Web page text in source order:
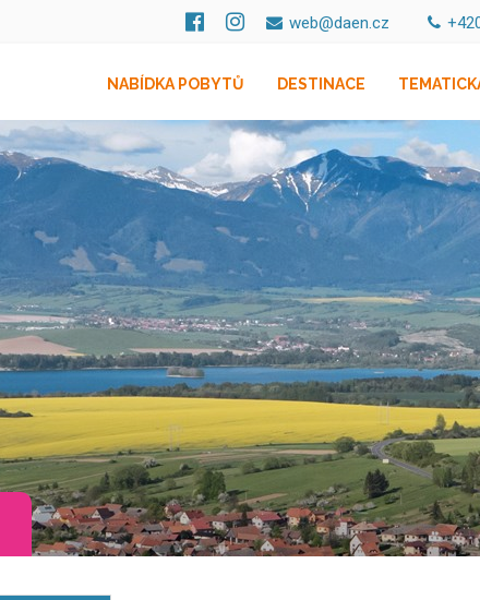
web@daen.cz
NABÍDKA POBYTŮ DESTINACE